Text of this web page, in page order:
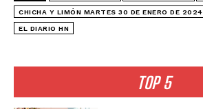
TOP 5
CHICHA Y LIMÓN MARTES 30 DE ENERO DE 2024
EL DIARIO HN